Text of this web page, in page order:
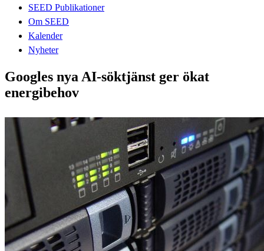
SEED Publikationer
Om SEED
Kalender
Nyheter
Googles nya AI-söktjänst ger ökat
energibehov